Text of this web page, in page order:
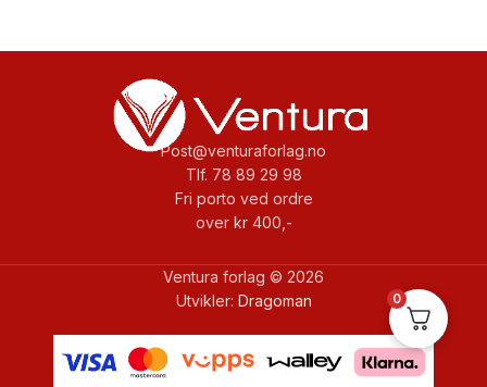
Post@venturaforlag.no
Tlf. 78 89 29 98
Fri porto ved ordre
over kr 400,-
Ventura forlag © 2026
Utvikler: Dragoman 0